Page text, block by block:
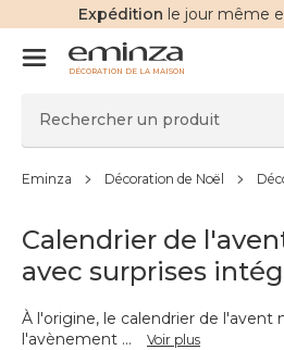
Expédition le jour même
DÉCORATION DE LA MAISON
Eminza Décoration de Noël
Calendrier de
avec surprises
À l'origine, le calendrier de
l'avènement ... Voir plus